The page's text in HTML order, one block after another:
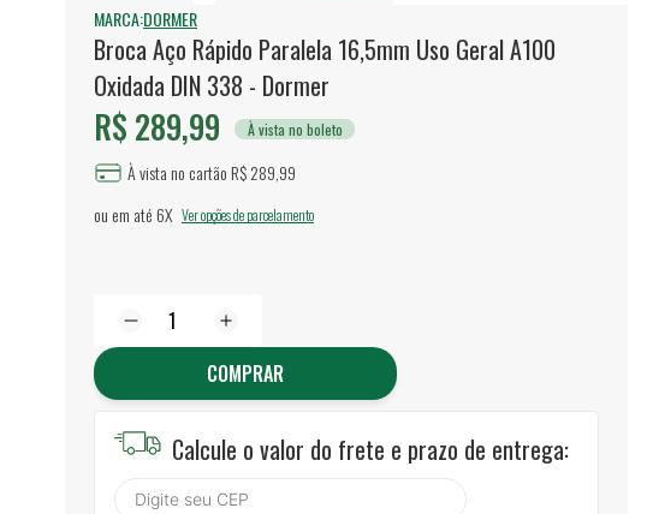
MARCA:DORMER
Broca Aço Rápido Paralela 16,5mm Uso Geral A100
Oxidada DIN 338 - Dormer
R$ 289,99 À vista no boleto
À vista no cartão R$ 289,99
ou em até 6X Ver opções de parcelamento
COMPRAR
Calcule o valor do frete e prazo de entrega: